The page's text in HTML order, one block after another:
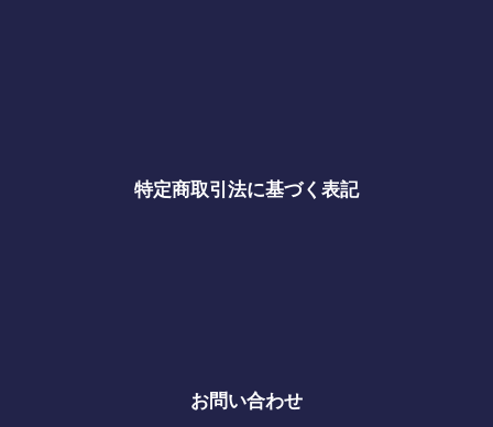
特定商取引法に基づく表記
お問い合わせ